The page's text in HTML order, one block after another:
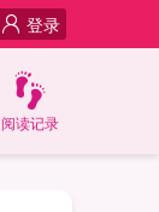
登录
阅读记录